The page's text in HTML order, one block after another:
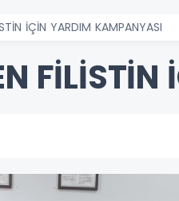
İÇİN YARDIM KAMPANYASI